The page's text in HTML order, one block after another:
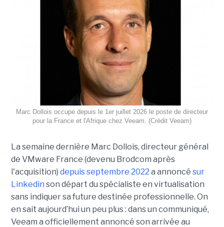
Marc Dollois occupe depuis le 1er juillet 2026 le poste de directeur
pour la France et l'Afrique chez Veeam. (Crédit Veeam)
La semaine dernière Marc Dollois, directeur général
de VMware France (devenu Brodcom après
l'acquisition) depuis septembre 2022 a annoncé sur
Linkedin son départ du spécialiste en virtualisation
sans indiquer sa future destinée professionnelle. On
en sait aujourd’hui un peu plus : dans un communiqué,
Veeam a officiellement annoncé son arrivée au